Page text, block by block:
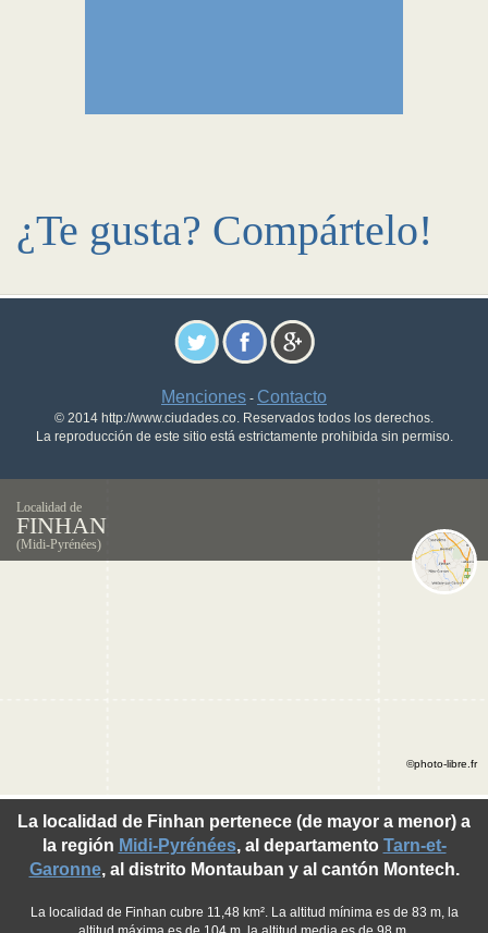
¿Te gusta? Compártelo!
Menciones - Contacto
© 2014 http://www.ciudades.co. Reservados todos los derechos.
La reproducción de este sitio está estrictamente prohibida sin permiso.
Localidad de
FINHAN
(Midi-Pyrénées)
La localidad de Finhan pertenece (de mayor a menor) a
la región Midi-Pyrénées, al departamento Tarn-et-
Garonne, al distrito Montauban y al cantón Montech.
La localidad de Finhan cubre 11,48 km². La altitud mínima es de 83 m, la
©photo-libre.fr